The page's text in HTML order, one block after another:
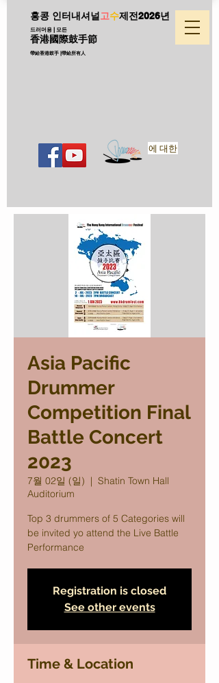
홍콩 인터내셔널 고수제전2026년
드러머용 | 모든
香港國際鼓手節
帶給香港鼓手 |帶給所有人
에 대한
Asia Pacific
Drummer
Competition Final
Battle Concert
2023
7월 02일 (일)
  |
Shatin Town Hall
Auditorium
Top 3 drummers of 5 Categories will
be invited yo attend the Live Battle
Performance
Registration is closed
See other events
Time & Location